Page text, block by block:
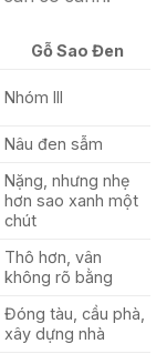
Gỗ Sao Đen
Nhóm III
Nâu đen sẫm
Nặng, nhưng nhẹ
hơn sao xanh một
chút
Thô hơn, vân
không rõ bằng
Đóng tàu, cầu phà,
xây dựng nhà